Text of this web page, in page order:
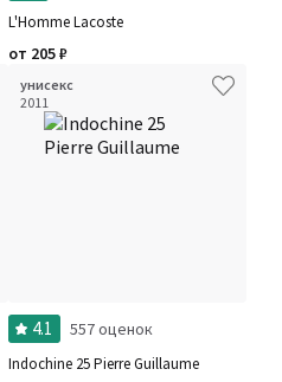
L'Homme Lacoste
от 205₽
унисекс
2011
4.1 557 оценок
Indochine 25 Pierre Guillaume